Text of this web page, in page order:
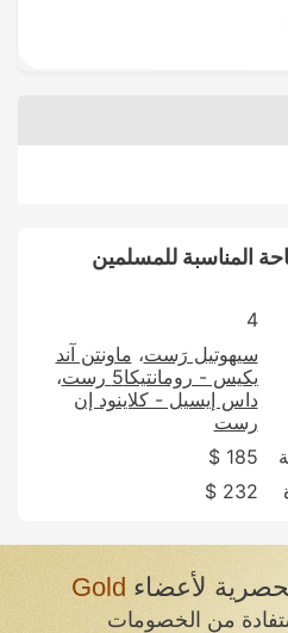
المناسبة للمسلمين
4
سيهوتيل رَست ماونتن آند
يكيس - رومانتيكا5 رست
داس إيسيل - كلاينود إن
رست
185 $
232 $
لأعضاءGold
من الخصومات